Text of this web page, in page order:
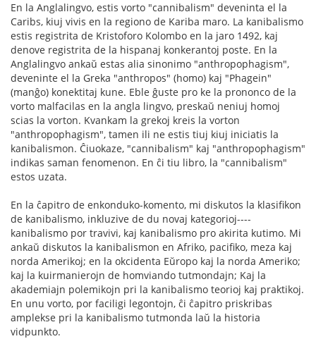
En la Anglalingvo, estis vorto "cannibalism" deveninta el la
Caribs, kiuj vivis en la regiono de Kariba maro. La kanibalismo
estis registrita de Kristoforo Kolombo en la jaro 1492, kaj
denove registrita de la hispanaj konkerantoj poste. En la
Anglalingvo ankaŭ estas alia sinonimo "anthropophagism",
deveninte el la Greka "anthropos" (homo) kaj "Phagein"
(manĝo) konektitaj kune. Eble ĝuste pro ke la prononco de la
vorto malfacilas en la angla lingvo, preskaŭ neniuj homoj
scias la vorton. Kvankam la grekoj kreis la vorton
"anthropophagism", tamen ili ne estis tiuj kiuj iniciatis la
kanibalismon. Ĉiuokaze, "cannibalism" kaj "anthropophagism"
indikas saman fenomenon. En ĉi tiu libro, la "cannibalism"
estos uzata.
En la ĉapitro de enkonduko-komento, mi diskutos la klasifikon
de kanibalismo, inkluzive de du novaj kategorioj----
kanibalismo por travivi, kaj kanibalismo pro akirita kutimo. Mi
ankaŭ diskutos la kanibalismon en Afriko, pacifiko, meza kaj
norda Amerikoj; en la okcidenta Eŭropo kaj la norda Ameriko;
kaj la kuirmanierojn de homviando tutmondajn; Kaj la
akademiajn polemikojn pri la kanibalismo teorioj kaj praktikoj.
En unu vorto, por faciligi legontojn, ĉi ĉapitro priskribas
amplekse pri la kanibalismo tutmonda laŭ la historia
vidpunkto.